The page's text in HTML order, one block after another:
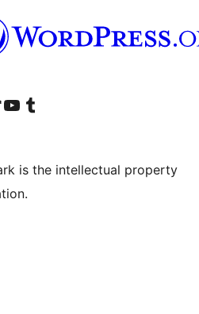
Instagram
LinkedIn
na platforme TikTok
Navštívte náš kanál YouTube
Navštívte náš účet na platforme Tumblr
is the intellectual property